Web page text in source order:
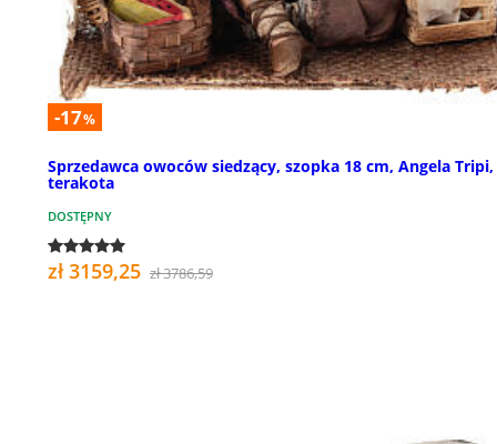
-17%
Sprzedawca owoców siedzący, szopka 18 cm, Angela Tripi,
terakota
DOSTĘPNY
zł 3159,25 zł 3786,59